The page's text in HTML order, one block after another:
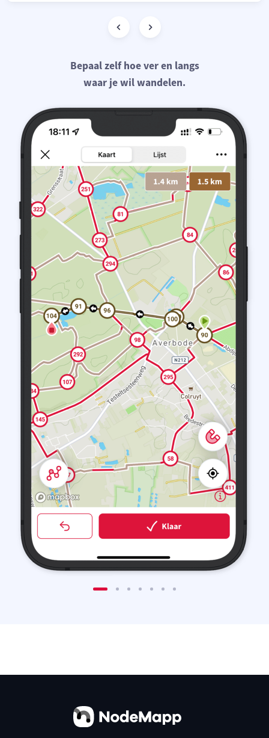
Bepaal zelf hoe ver en langs
waar je wil wandelen.